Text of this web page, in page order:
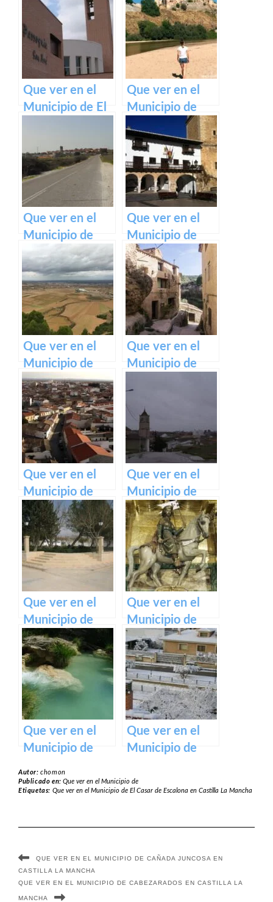
Que ver en el
Municipio de El
Que ver en el
Municipio de
Escalona en
Castilla La
Mancha
Que ver en el
Municipio de
Paredes de
Escalona en
Castilla La
Mancha
Que ver en el
Municipio de
Tarazona de la
Mancha en
Castilla La
Mancha
Que ver en el
Municipio de
Rebollosa de
Jadraque en
Castilla La
Mancha
Que ver en el
Municipio de
Que ver en el
Municipio de
Socuéllamos en
Castilla La
Mancha
Que ver en el
Municipio de
Cenizate en
Castilla La
Mancha
Que ver en el
Municipio de
Navas de
Jorquera en
Castilla La
Mancha
Que ver en el
Municipio de
Quintanar de la
Orden en
Castilla La
Mancha
Que ver en el
Municipio de
Gabaldón en
Que ver en el
Municipio de
Castilla La
Autor:chomon
Publicado en:Que ver en el Municipio de
Etiquetas: Que ver en el Municipio de El Casar de Escalona en Castilla La Mancha
QUE VER EN EL MUNICIPIO DE CAÑADA JUNCOSA EN
CASTILLA LA MANCHA
QUE VER EN EL MUNICIPIO DE CABEZARADOS EN CASTILLA LA
MANCHA